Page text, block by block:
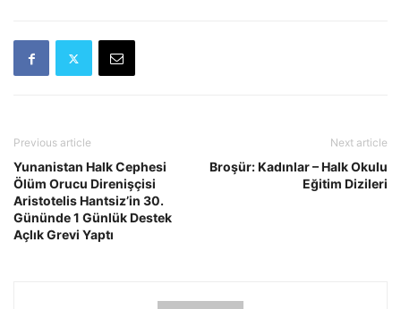
Previous article
Yunanistan Halk Cephesi
Ölüm Orucu Direnişçisi
Aristotelis Hantsiz’in 30.
Gününde 1 Günlük Destek
Açlık Grevi Yaptı
Next article
Broşür: Kadınlar – Halk Okulu
Eğitim Dizileri